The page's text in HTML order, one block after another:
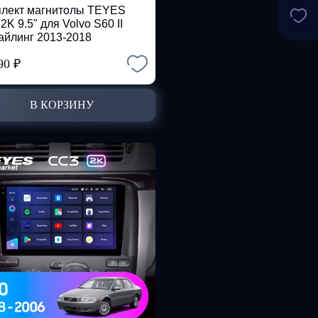
магнитолы TEYES
9.5" для Volvo S60 II
2013-2018
₽
В КОРЗИНУ